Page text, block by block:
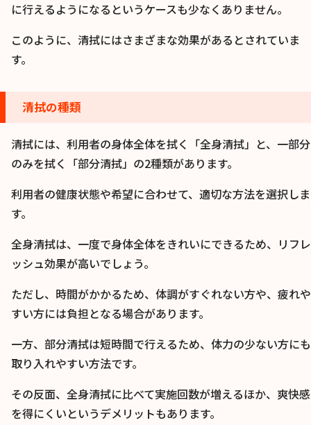
に行えるようになるというケースも少なくありません。
このように、清拭にはさまざまな効果があるとされていま
す。
清拭の種類
清拭には、利用者の身体全体を拭く「全身清拭」と、一部分
のみを拭く「部分清拭」の2種類があります。
利用者の健康状態や希望に合わせて、適切な方法を選択しま
す。
全身清拭は、一度で身体全体をきれいにできるため、リフレ
ッシュ効果が高いでしょう。
ただし、時間がかかるため、体調がすぐれない方や、疲れや
すい方には負担となる場合があります。
一方、部分清拭は短時間で行えるため、体力の少ない方にも
取り入れやすい方法です。
その反面、全身清拭に比べて実施回数が増えるほか、爽快感
を得にくいというデメリットもあります。